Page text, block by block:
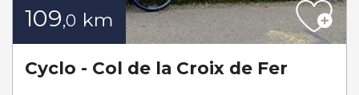
109,0 km
Cyclo - Col de la Croix de Fer